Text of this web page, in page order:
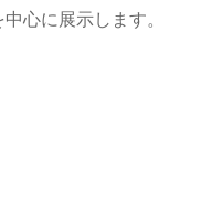
心に展示します。